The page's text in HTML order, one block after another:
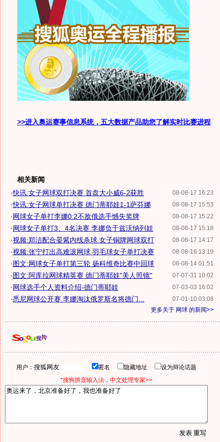
>>进入奥运赛事信息系统，五大数据产品助您了解实时比赛进程
相关新闻
08-08-17 16:23
·快讯:女子网球双打决赛 首盘大小威6-2获胜
08-08-17 15:53
·快讯:女子网球单打决赛 德门蒂耶娃1-1萨芬娜
08-08-17 15:22
·网球女子单打李娜0:2不敌俄选手憾失奖牌
08-08-17 15:18
·网球女子单打3、4名决赛 李娜负于兹沃纳列娃
08-08-17 14:17
·视频:郑洁配合晏紫内线杀球 女子铜牌网球双打
08-08-16 13:19
·视频:张宁打出高难滚网球 羽毛球女子单打决赛
08-08-14 01:51
·图文:网球女子单打第三轮 扬科维奇比赛中回球
07-07-31 10:02
·图文:阿库拉网球精英赛 德门蒂耶娃"美人照镜"
07-03-03 16:02
·网球选手个人资料介绍-德门蒂耶娃
07-01-10 03:08
·悉尼网球公开赛 李娜淘汰俄罗斯名将德门...
更多关于 网球 的新闻>>
用户： 匿名 隐藏地址
设为辩论话题
*搜狗拼音输入法，中文处理专家>>